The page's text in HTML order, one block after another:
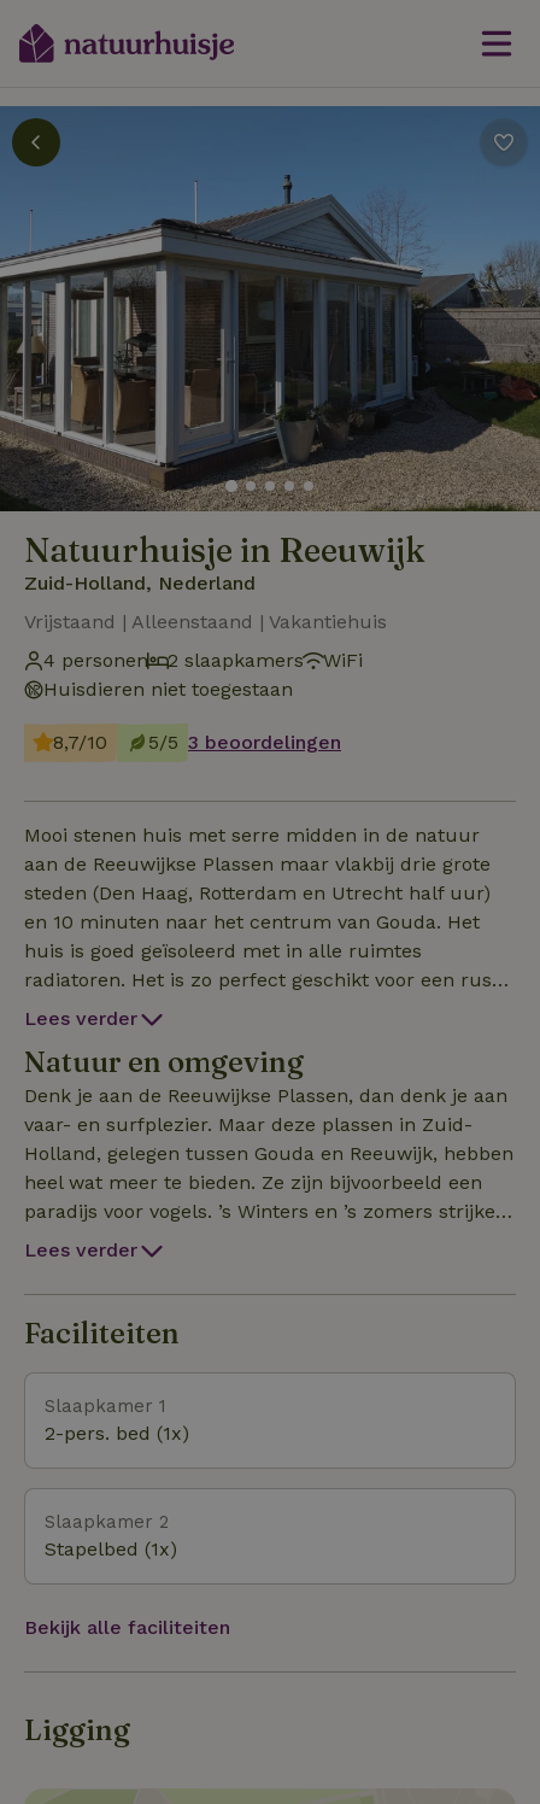
Natuurhuisje in Reeuwijk
Zuid-Holland, Nederland
Vrijstaand | Alleenstaand | Vakantiehuis
4 personen
2 slaapkamers
WiFi
Huisdieren niet toegestaan
8,7/10 5/5 3 beoordelingen
Mooi stenen huis met serre midden in de natuur
aan de Reeuwijkse Plassen maar vlakbij drie grote
steden (Den Haag, Rotterdam en Utrecht half uur)
en 10 minuten naar het centrum van Gouda. Het
huis is goed geïsoleerd met in alle ruimtes
radiatoren. Het is zo perfect geschikt voor een rustig
en gezellig verblijf in elke tijd van het jaar. Drie
gratis beschikbaar. Te voet, op de fiets of vanaf het
water is het de ideale uitvalbasis om het
natuurgebied de Reeuwijkse plassen te ontdekken
terwijl het met de auto eenvoudig te bereiken is met
een eigen parkeerplek.
Lees verder
Natuur en omgeving
Denk je aan de Reeuwijkse Plassen, dan denk je aan
vaar- en surfplezier. Maar deze plassen in Zuid-
Holland, gelegen tussen Gouda en Reeuwijk, hebben
heel wat meer te bieden. Ze zijn bijvoorbeeld een
paradijs voor vogels. ’s Winters en ’s zomers strijken
ze er in grote getale neer. Niet voor niets is een
2000 gebied.
Lees verder
Faciliteiten
Slaapkamer 1
2-pers. bed (1x)
Slaapkamer 2
Stapelbed (1x)
Bekijk alle faciliteiten
Ligging